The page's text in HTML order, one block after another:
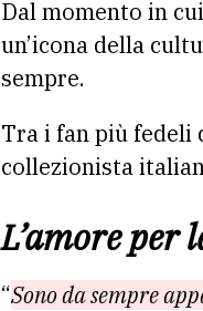
Dal momento in
un’icona della
sempre.
Tra i fan più fedeli
collezionista
L’amore per
“Sono da sempre